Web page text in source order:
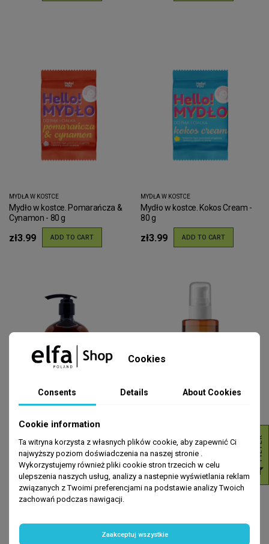
MYDŁA W KOSTCE
Mydło w kostce. Pomarańcza &
Cynamon - 80 g
zł3.99 ADD TO CART
MYDŁA W KOSTCE
Mydło w kostce. Kokos Cream -
80 g
zł3.99 ADD TO CART
OCZYSZCZANIE TWARZY
UKOI Mydło w płynie Siarkowe do
skóry problematycznej 500ml
zł15.99 ADD TO CART
WCIERKI
Herbs. Wcierka stymulująca
wzrost włosów w łopianem
zł13.99 ADD TO CART
Cookies
Consents Details About Cookies
Cookie information
Ta witryna korzysta z własnych plików cookie, aby zapewnić Ci
najwyższy poziom doświadczenia na naszej stronie .
Wykorzystujemy również pliki cookie stron trzecich w celu
ulepszenia naszych usług, analizy a nastepnie wyświetlania reklam
związanych z Twoimi preferencjami na podstawie analizy Twoich
zachowań podczas nawigacji.
Zaakceptuj wszystkie
R